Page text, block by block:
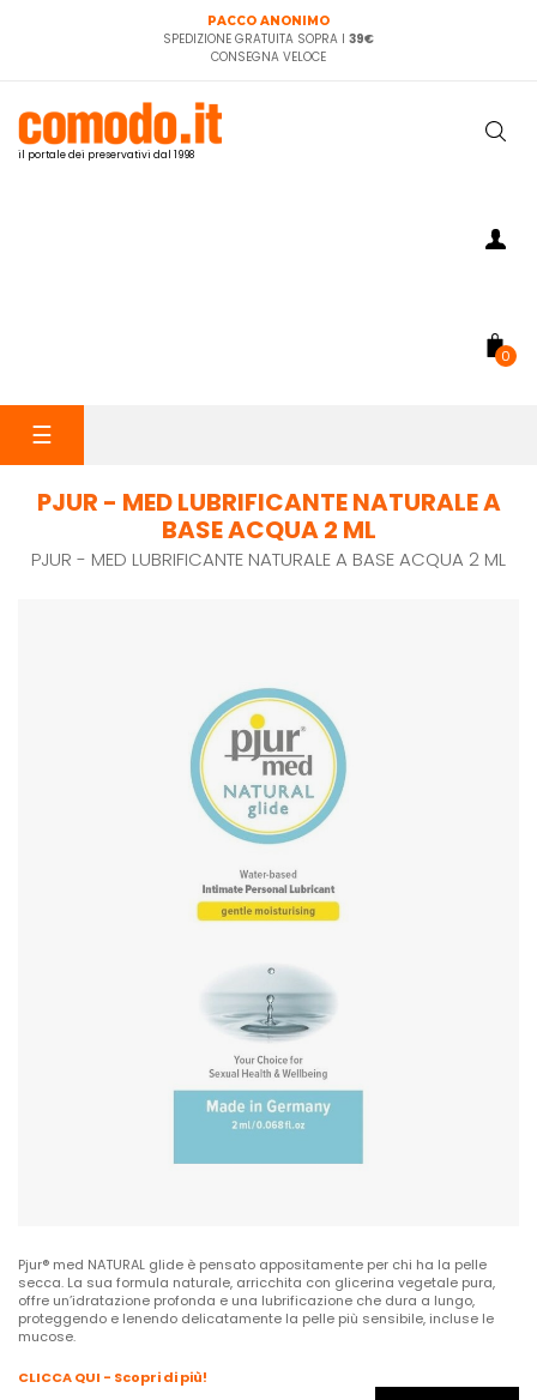
PACCO ANONIMO
SPEDIZIONE GRATUITA SOPRA I 39€
CONSEGNA VELOCE
il portale dei preservativi dal 1998
0
navigazione
☰
PJUR - MED LUBRIFICANTE NATURALE A
BASE ACQUA 2 ML
PJUR - MED LUBRIFICANTE NATURALE A BASE ACQUA 2 ML
Pjur® med NATURAL glide è pensato appositamente per chi ha la pelle
secca. La sua formula naturale, arricchita con glicerina vegetale pura,
offre un’idratazione profonda e una lubrificazione che dura a lungo,
proteggendo e lenendo delicatamente la pelle più sensibile, incluse le
mucose.
CLICCA QUI - Scopri di più!